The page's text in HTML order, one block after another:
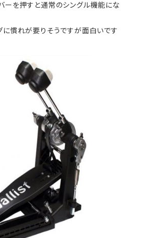
ーを押すと通常のシングル機能にな
に慣れが要りそうですが面白いです